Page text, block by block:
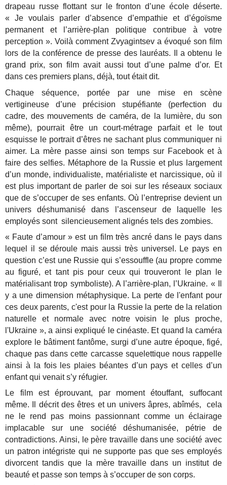
drapeau russe flottant sur le fronton d’une école déserte.
« Je voulais parler d’absence d’empathie et d’égoïsme
permanent et l’arrière-plan politique contribue à votre
perception ». Voilà comment Zvyagintsev a évoqué son film
lors de la conférence de presse des lauréats. Il a obtenu le
grand prix, son film avait aussi tout d’une palme d’or. Et
dans ces premiers plans, déjà, tout était dit.
Chaque séquence, portée par une mise en scène
vertigineuse d’une précision stupéfiante (perfection du
cadre, des mouvements de caméra, de la lumière, du son
même), pourrait être un court-métrage parfait et le tout
esquisse le portrait d’êtres ne sachant plus communiquer ni
aimer. La mère passe ainsi son temps sur Facebook et à
faire des selfies. Métaphore de la Russie et plus largement
d’un monde, individualiste, matérialiste et narcissique, où il
est plus important de parler de soi sur les réseaux sociaux
que de s’occuper de ses enfants. Où l’entreprise devient un
univers déshumanisé dans l’ascenseur de laquelle les
employés sont silencieusement alignés tels des zombies.
« Faute d’amour » est un film très ancré dans le pays dans
lequel il se déroule mais aussi très universel. Le pays en
question c’est une Russie qui s’essouffle (au propre comme
au figuré, et tant pis pour ceux qui trouveront le plan le
matérialisant trop symboliste). A l’arrière-plan, l’Ukraine. « Il
y a une dimension métaphysique. La perte de l'enfant pour
ces deux parents, c'est pour la Russie la perte de la relation
naturelle et normale avec notre voisin le plus proche,
l'Ukraine », a ainsi expliqué le cinéaste. Et quand la caméra
explore le bâtiment fantôme, surgi d’une autre époque, figé,
chaque pas dans cette carcasse squelettique nous rappelle
ainsi à la fois les plaies béantes d’un pays et celles d’un
enfant qui venait s’y réfugier.
Le film est éprouvant, par moment étouffant, suffocant
même. Il décrit des êtres et un univers âpres, abîmés, cela
ne le rend pas moins passionnant comme un éclairage
implacable sur une société déshumanisée, pétrie de
contradictions. Ainsi, le père travaille dans une société avec
un patron intégriste qui ne supporte pas que ses employés
divorcent tandis que la mère travaille dans un institut de
beauté et passe son temps à s’occuper de son corps.